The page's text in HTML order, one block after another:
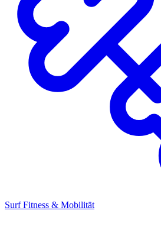
Surf Fitness & Mobilität